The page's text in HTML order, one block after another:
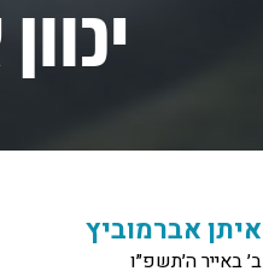
איתן אברמוביץ
ב׳ באייר ה׳תשפ״ו